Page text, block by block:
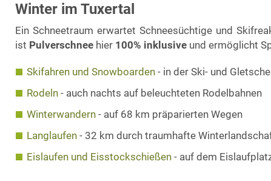
Winter im Tuxertal
Ein Schneetraum erwartet Schneesüchtige und
ist Pulverschnee hier 100% inklusive und ermöglicht
Skifahren und Snowboarden - in der Ski- und
Rodeln - auch nachts auf beleuchteten Rodelbahnen
Winterwandern - auf 68 km präparierten Wegen
Langlaufen - 32 km durch traumhafte
Eislaufen und Eisstockschießen - auf dem